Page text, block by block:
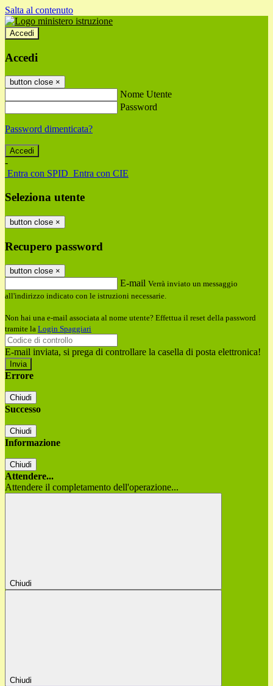
Salta al contenuto
Accedi
Accedi
button close ×
Nome Utente
Password
Password dimenticata?
-
Entra con SPID Entra con CIE
Seleziona utente
button close ×
Recupero password
button close ×
E-mail Verrà inviato un messaggio
all'indirizzo indicato con le istruzioni necessarie.
Non hai una e-mail associata al nome utente? Effettua il reset della password
tramite la Login Spaggiari
E-mail inviata, si prega di controllare la casella di posta elettronica!
Errore
Chiudi
Successo
Chiudi
Informazione
Chiudi
Attendere...
Attendere il completamento dell'operazione...
Chiudi
Chiudi